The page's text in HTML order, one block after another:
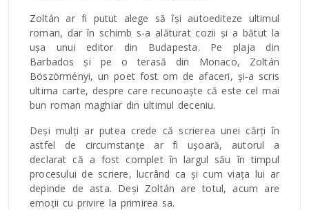
Zoltán ar fi putut alege să își autoediteze ultimul
roman, dar în schimb s-a alăturat cozii și a bătut la
ușa unui editor din Budapesta. Pe plaja din
Barbados și pe o terasă din Monaco, Zoltán
Böszörményi, un poet fost om de afaceri, și-a scris
ultima carte, despre care recunoaște că este cel mai
bun roman maghiar din ultimul deceniu.
Deși mulți ar putea crede că scrierea unei cărți în
astfel de circumstanțe ar fi ușoară, autorul a
declarat că a fost complet în largul său în timpul
procesului de scriere, lucrând ca și cum viața lui ar
depinde de asta. Deși Zoltán are totul, acum are
emoții cu privire la primirea sa.